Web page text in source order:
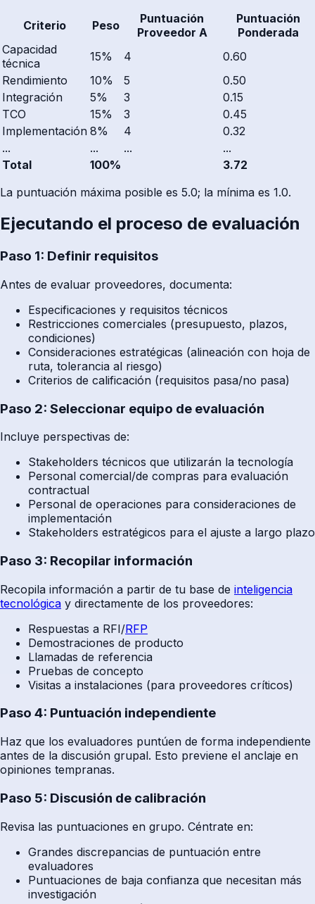
Criterio Peso
Puntuación
Proveedor A
Puntuación
Ponderada
Capacidad
técnica
15% 4
0.60
Rendimiento
10% 5
0.50
Integración
5% 3
0.15
TCO
15% 3
0.45
Implementación 8% 4
0.32
...
... ...
...
Total
100%
3.72
La puntuación máxima posible es 5.0; la mínima es 1.0.
Ejecutando el proceso de evaluación
Paso 1: Definir requisitos
Antes de evaluar proveedores, documenta:
Especificaciones y requisitos técnicos
Restricciones comerciales (presupuesto, plazos,
condiciones)
Consideraciones estratégicas (alineación con hoja de
ruta, tolerancia al riesgo)
Criterios de calificación (requisitos pasa/no pasa)
Paso 2: Seleccionar equipo de evaluación
Incluye perspectivas de:
Stakeholders técnicos que utilizarán la tecnología
Personal comercial/de compras para evaluación
contractual
Personal de operaciones para consideraciones de
implementación
Stakeholders estratégicos para el ajuste a largo plazo
Paso 3: Recopilar información
Recopila información a partir de tu base de inteligencia
tecnológica y directamente de los proveedores:
Respuestas a RFI/RFP
Demostraciones de producto
Llamadas de referencia
Pruebas de concepto
Visitas a instalaciones (para proveedores críticos)
Paso 4: Puntuación independiente
Haz que los evaluadores puntúen de forma independiente
antes de la discusión grupal. Esto previene el anclaje en
opiniones tempranas.
Paso 5: Discusión de calibración
Revisa las puntuaciones en grupo. Céntrate en:
Grandes discrepancias de puntuación entre
evaluadores
Puntuaciones de baja confianza que necesitan más
investigación